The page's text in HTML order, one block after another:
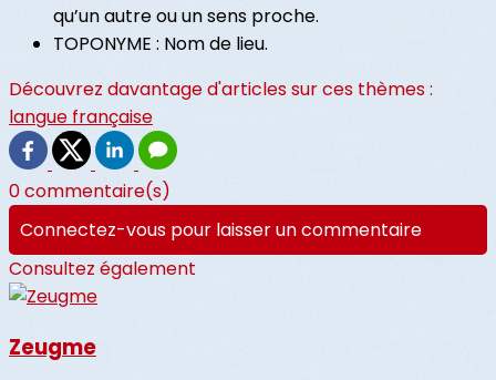
qu’un autre ou un sens proche.
TOPONYME : Nom de lieu.
Découvrez davantage d'articles sur ces thèmes :
langue française
0 commentaire(s)
Connectez-vous pour laisser un commentaire
Consultez également
Zeugme